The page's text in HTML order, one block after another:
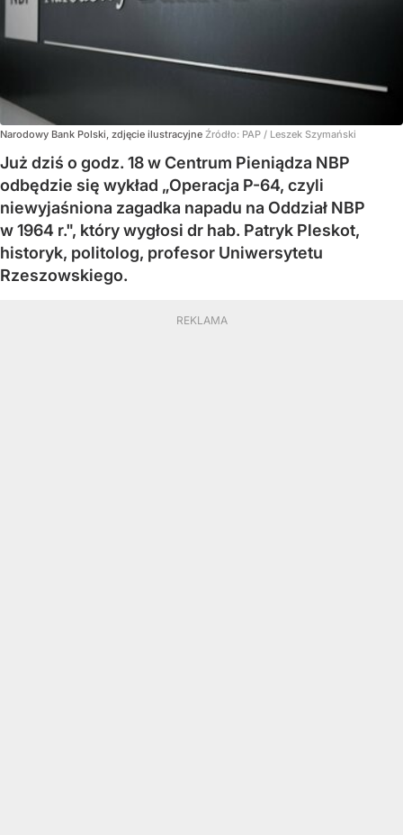
Narodowy Bank Polski, zdjęcie ilustracyjne Źródło: PAP / Leszek Szymański
Już dziś o godz. 18 w Centrum Pieniądza NBP
odbędzie się wykład „Operacja P-64, czyli
niewyjaśniona zagadka napadu na Oddział NBP
w 1964 r.", który wygłosi dr hab. Patryk Pleskot,
historyk, politolog, profesor Uniwersytetu
Rzeszowskiego.